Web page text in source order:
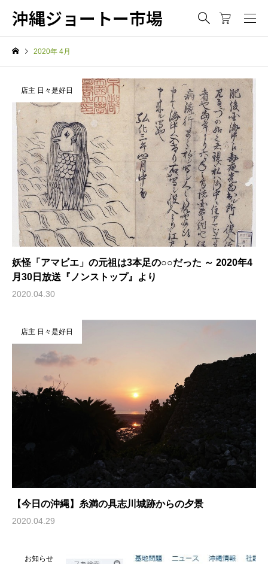
沖縄ジョートー市場
2020年 4月
妖怪「アマビエ」の元祖は3本足の○○だった ～ 2020年4
月30日放送『ノンストップ』より
2020.04.30
店主 日々是好日
【今日の沖縄】糸満の具志川城跡からの夕景
2020.04.29
店主 日々是好日
お知らせ